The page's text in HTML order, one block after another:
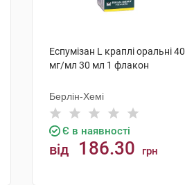
Еспумізан L краплі оральні 40
мг/мл 30 мл 1 флакон
Берлін-Хемі
Є в наявності
від 186.30 грн